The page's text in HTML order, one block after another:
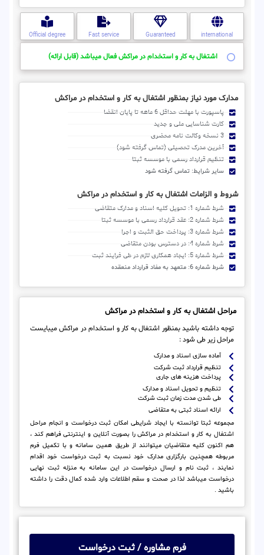
international
Guaranteed
Fast service
Official degree
اشتغال به کار و استخدام در مراکش فعال میباشد (قابل ارائه)
مدارک مورد نیاز بمنظور اشتغال به کار و استخدام در مراکش
پاسپورت با مهلت حداقل 6 ماهه تا پایان انقضا
کارت شناسایی ملی و جدید
3 نسخه وکالت نامه محضری
آخرین مدرک تحصیلی (تماس گرفته شود)
تنظیم قرارداد رسمی با موسسه ثبتا
سایر شرایط: تماس گرفته شود
شروط و الزامات اشتغال به کار و استخدام در مراکش
شرط شماره 1: تحویل کلیه اسناد و مدارک متقاضی
شرط شماره 2: عقد قرارداد رسمی با موسسه ثبتا
شرط شماره 3: پرداخت حق الثبت و اجرا
شرط شماره 4: در دسترس بودن متقاضی
شرط شماره 5: ایجاد همکاری لازم در طی فرایند ثبت
شرط شماره 6: متعهد به مفاد قرارداد منعقده
مراحل اشتغال به کار و استخدام در مراکش
توجه داشته باشید بمنظور اشتغال به کار و استخدام در مراکش میبایست
مراحل زیر طی شود :
آماده سازی اسناد و مدارک
تنظیم قرارداد ثبت شرکت
پرداخت هزینه های جاری
تنظیم و تحویل اسناد و مدارک
طی شدن مدت زمان ثبت شرکت
ارائه اسناد ثبتی به متقاضی
مجموعه ثبتا توانسته با ایجاد شرایطی امکان ثبت درخواست و انجام مراحل
اشتغال به کار و استخدام در مراکش را بصورت آنلاین و اینترنتی فراهم کند ،
هم اکنون کلیه متقاضیان میتوانند از طریق همین سامانه و با تکمیل فرم
مربوطه همچنین بارگزاری مدارک خود نسبت به ثبت درخواست خود اقدام
نمایند ، ثبت نام و ارسال درخواست در این سامانه به منزله ثبت نهایی
درخواست میباشد لذا در صحت و سقم اطلاعات وارد شده کمال دقت را داشته
باشید .
فرم مشاوره / ثبت درخواست